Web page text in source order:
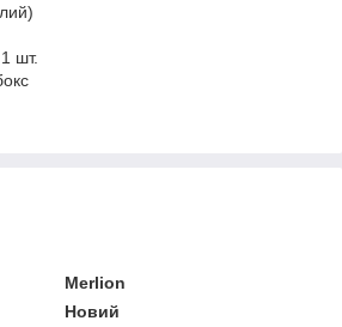
1 шт.
Merlion
Новий